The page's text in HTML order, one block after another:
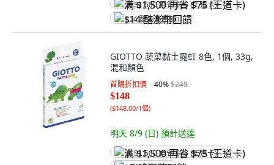
满 $1,500 再省 $75 (王道卡)
$14 酷澎幣回饋
GIOTTO 蔬菜黏土霓虹 8色, 1個, 33g,
混和顏色
首購折扣價 40%$248
$148
($148.00/1個)
明天 8/9 (日) 預計送達
满 $1,500 再省 $75 (王道卡)